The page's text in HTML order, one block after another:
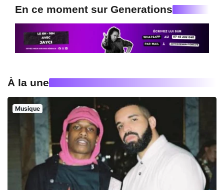
En ce moment sur Generations
À la une
Musique